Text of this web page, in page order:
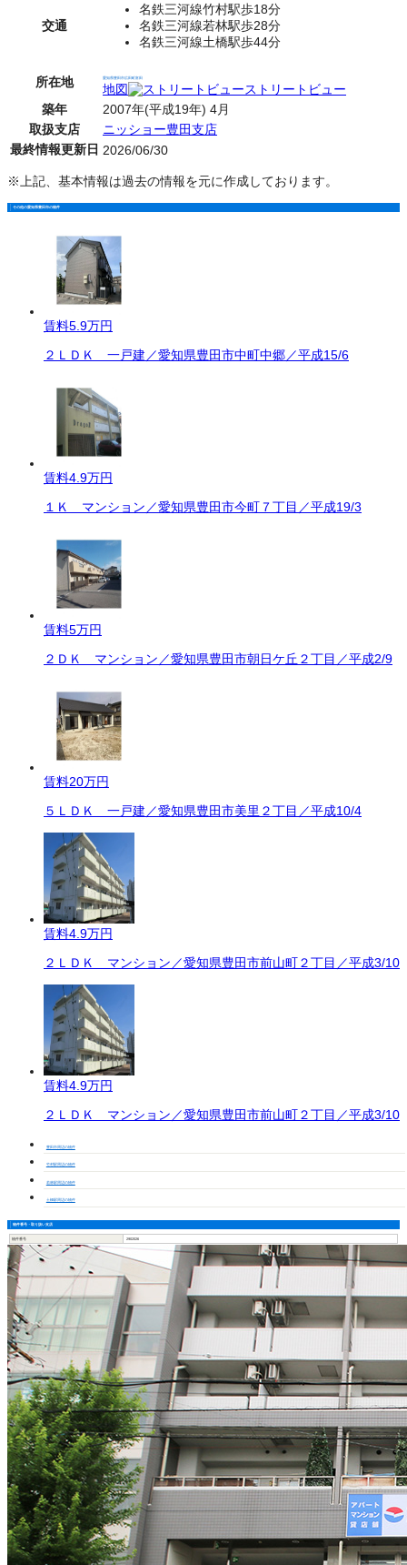
交通
名鉄三河線竹村駅歩18分
名鉄三河線若林駅歩28分
名鉄三河線土橋駅歩44分
所在地 愛知県豊田市広田町富田
地図
ストリートビュー
築年
2007年(平成19年) 4月
取扱支店
ニッショー豊田支店
最終情報更新日 2026/06/30
※上記、基本情報は過去の情報を元に作成しております。
その他の愛知県豊田市の物件
賃料5.9万円
２ＬＤＫ 一戸建／愛知県豊田市中町中郷／平成15/6
賃料4.9万円
１Ｋ マンション／愛知県豊田市今町７丁目／平成19/3
賃料5万円
２ＤＫ マンション／愛知県豊田市朝日ケ丘２丁目／平成2/9
賃料20万円
５ＬＤＫ 一戸建／愛知県豊田市美里２丁目／平成10/4
賃料4.9万円
２ＬＤＫ マンション／愛知県豊田市前山町２丁目／平成3/10
賃料4.9万円
２ＬＤＫ マンション／愛知県豊田市前山町２丁目／平成3/10
豊田市周辺の物件
竹村駅周辺の物件
若林駅周辺の物件
土橋駅周辺の物件
物件番号・取り扱い支店
物件番号 2902026